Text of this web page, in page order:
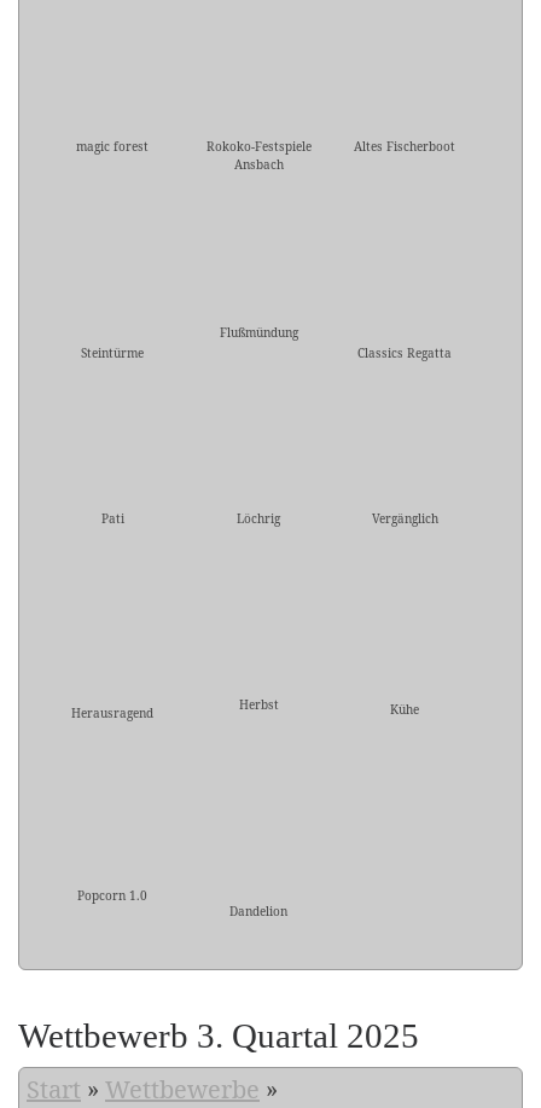
magic forest
Rokoko-Festspiele
Ansbach
Altes Fischerboot
Steintürme
Flußmündung
Classics Regatta
Pati Löchrig Vergänglich
Herausragend Herbst Kühe
Popcorn 1.0
Dandelion
Wettbewerb 3. Quartal 2025
Start » Wettbewerbe »